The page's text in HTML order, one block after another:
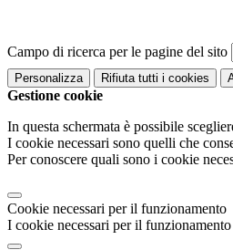
Campo di ricerca per le pagine del sito
Personalizza Rifiuta tutti i cookies
Gestione cookie
In questa schermata è possibile
I cookie necessari sono quelli che
Per conoscere quali sono i cookie
Cookie necessari per il funzionamento
I cookie necessari per il